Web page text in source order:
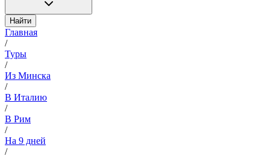
Найти
Главная
/
Туры
/
Из Минска
/
В Италию
/
В Рим
/
На 9 дней
/